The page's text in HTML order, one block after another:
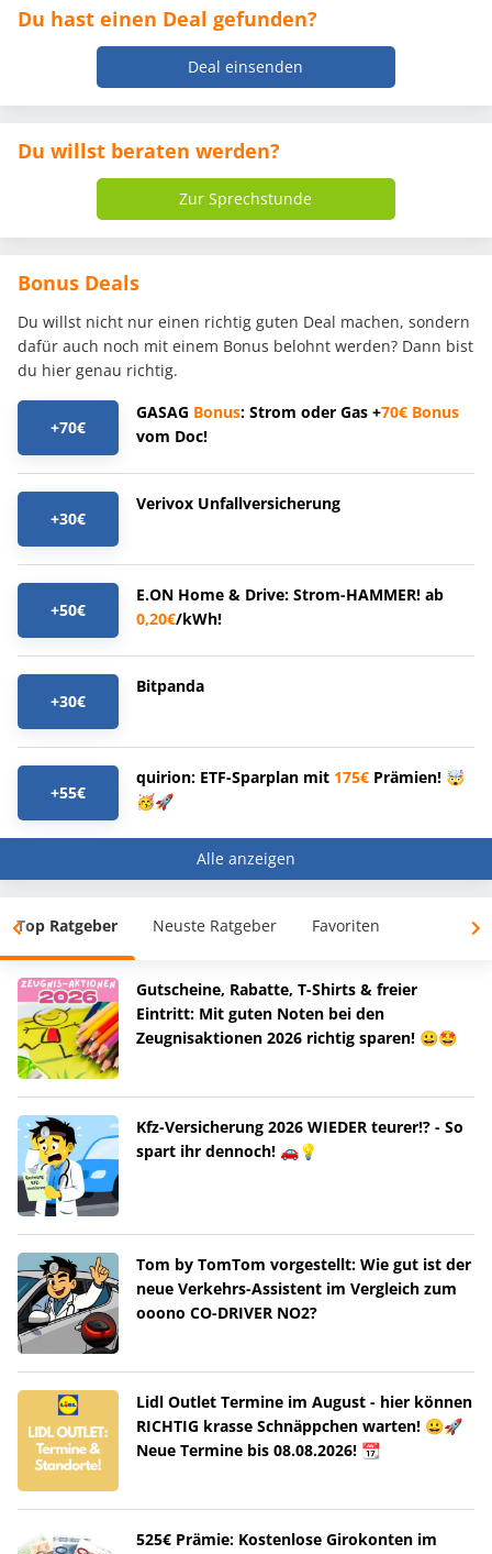
Du hast einen Deal gefunden?
Deal einsenden
Du willst beraten werden?
Zur Sprechstunde
Bonus Deals
Du willst nicht nur einen richtig guten Deal machen, sondern
dafür auch noch mit einem Bonus belohnt werden? Dann bist
du hier genau richtig.
+70€
GASAG Bonus: Strom oder Gas +70€ Bonus
vom Doc!
+30€
Verivox Unfallversicherung
+50€
E.ON Home & Drive: Strom-HAMMER! ab
0,20€/kWh!
+30€
Bitpanda
+55€
quirion: ETF-Sparplan mit 175€ Prämien! 🤯
🥳🚀
Alle anzeigen
Top Ratgeber Neuste Ratgeber Favoriten
Gutscheine, Rabatte, T-Shirts & freier
Eintritt: Mit guten Noten bei den
Zeugnisaktionen 2026 richtig sparen! 😀🤩
Kfz-Versicherung 2026 WIEDER teurer!? - So
spart ihr dennoch! 🚗💡
Tom by TomTom vorgestellt: Wie gut ist der
neue Verkehrs-Assistent im Vergleich zum
ooono CO-DRIVER NO2?
Lidl Outlet Termine im August - hier können
RICHTIG krasse Schnäppchen warten! 😀🚀
Neue Termine bis 08.08.2026! 📆
525€ Prämie: Kostenlose Girokonten im